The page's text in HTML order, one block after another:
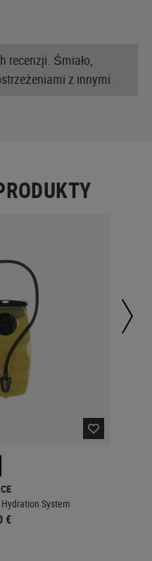
recenzji. Śmiało,
z innymi.
System
€